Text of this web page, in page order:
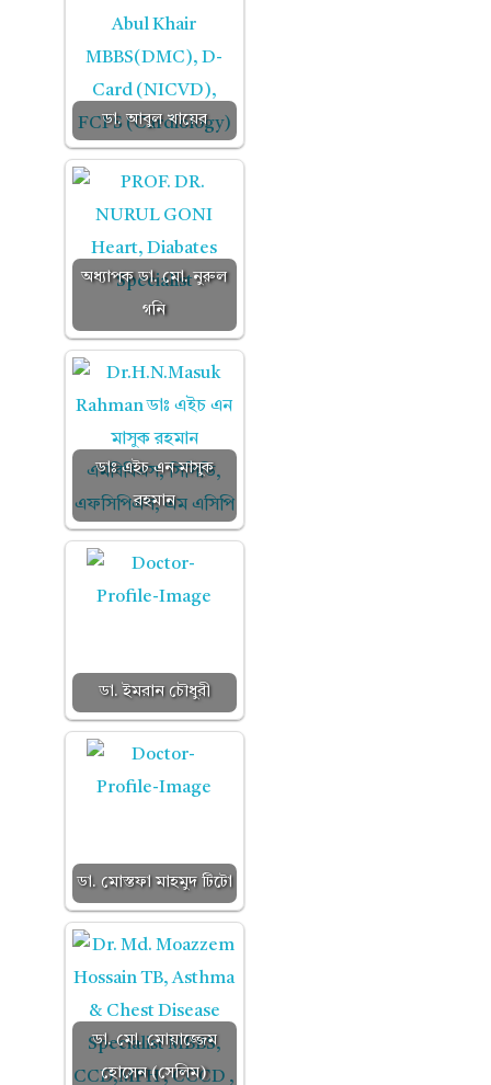
ডা. আবুল খায়ের
অধ্যাপক ডা. মো. নুরুল
গনি
ডাঃ এইচ এন মাসুক
রহমান
ডা. ইমরান চৌধুরী
ডা. মোস্তফা মাহমুদ টিটো
ডা. মো. মোয়াজ্জেম
হোসেন (সেলিম)